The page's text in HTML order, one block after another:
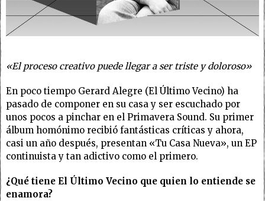
«El proceso creativo puede llegar a ser triste y doloroso»
En poco tiempo Gerard Alegre (El Último Vecino) ha
pasado de componer en su casa y ser escuchado por
unos pocos a pinchar en el Primavera Sound. Su primer
álbum homónimo recibió fantásticas críticas y ahora,
casi un año después, presentan «Tu Casa Nueva», un EP
continuista y tan adictivo como el primero.
¿Qué tiene El Último Vecino que quien lo entiende se
enamora?